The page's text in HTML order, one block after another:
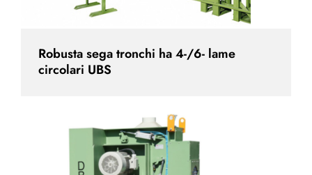
Robusta sega tronchi ha 4-/6- lame
circolari UBS